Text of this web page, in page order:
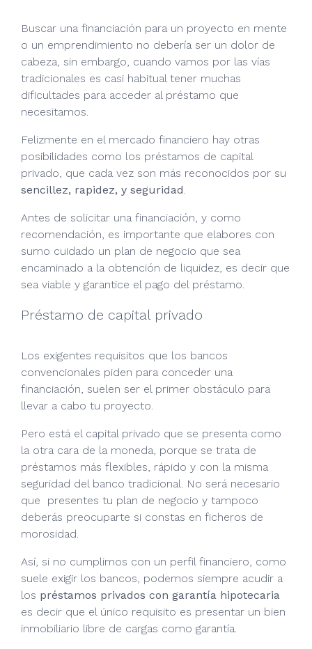
Buscar una financiación para un proyecto en mente
o un emprendimiento no debería ser un dolor de
cabeza, sin embargo, cuando vamos por las vías
tradicionales es casi habitual tener muchas
dificultades para acceder al préstamo que
necesitamos.
Felizmente en el mercado financiero hay otras
posibilidades como los préstamos de capital
privado, que cada vez son más reconocidos por su
sencillez, rapidez, y seguridad
Antes de solicitar una financiación, y como
recomendación, es importante que elabores con
sumo cuidado un plan de negocio que sea
encaminado a la obtención de liquidez, es decir que
sea viable y garantice el pago del préstamo.
Préstamo de capital privado
Los exigentes requisitos que los bancos
convencionales piden para conceder una
financiación, suelen ser el primer obstáculo para
llevar a cabo tu proyecto.
Pero está el capital privado que se presenta como
la otra cara de la moneda, porque se trata de
préstamos más flexibles, rápido y con la misma
seguridad del banco tradicional. No será necesario
que presentes tu plan de negocio y tampoco
deberás preocuparte si constas en ficheros de
morosidad.
Así, si no cumplimos con un perfil financiero, como
suele exigir los bancos, podemos siempre acudir a
los préstamos privados con garantía hipotecaria
es decir que el único requisito es presentar un bien
inmobiliario libre de cargas como garantía.